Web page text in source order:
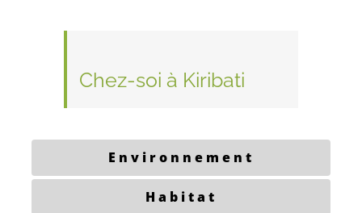
Chez-soi à Kiribati
Environnement
Habitat